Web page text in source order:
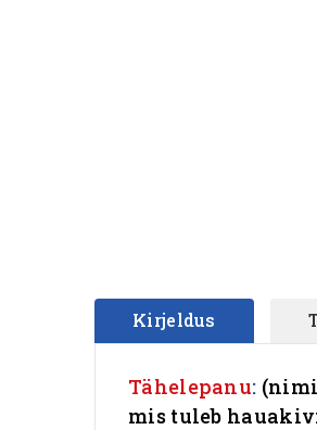
Kirjeldus
Tähelepanu:
mis tuleb